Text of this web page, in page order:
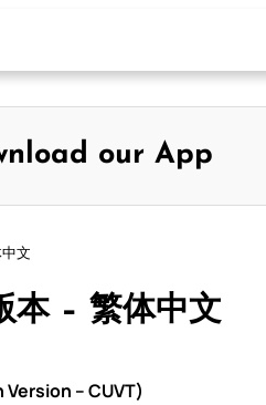
our App
文
本 – 繁体中文
– CUVT)